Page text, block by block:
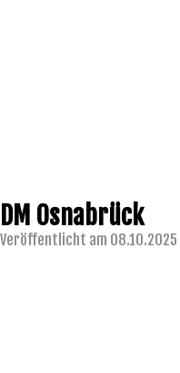
DM Osnabrück
Veröffentlicht am 08.10.2025